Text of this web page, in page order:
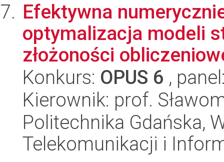
Efektywna
optymalizacja modeli
złożoności
Konkurs: OPUS 6 ,
Kierownik: prof.
Politechnika Gdańska,
Telekomunikacji i